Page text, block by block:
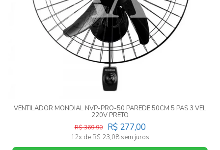
VENTILADOR MONDIAL NVP-PRO-50 PAREDE 50CM 5 PAS 3 VEL
220V PRETO
R$ 277,00
R$ 369,90
12x de R$ 23,08 sem juros